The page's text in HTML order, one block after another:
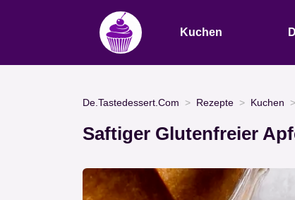
Kuchen
De.Tastedessert.Com Rezepte Kuchen
Saftiger Glutenfreier